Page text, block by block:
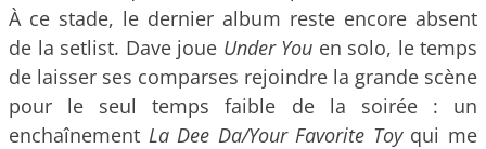
À ce stade, le dernier album reste encore absent
de la setlist. Dave joue Under You en solo, le temps
de laisser ses comparses rejoindre la grande scène
pour le seul temps faible de la soirée : un
enchaînement La Dee Da/Your Favorite Toyqui me